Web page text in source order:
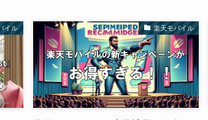
イル 楽天モバイル